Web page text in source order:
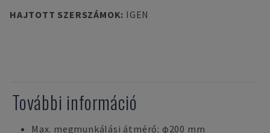
HAJTOTT SZERSZÁMOK: IGEN
További információ
Max. megmunkálási átmérő: φ200 mm